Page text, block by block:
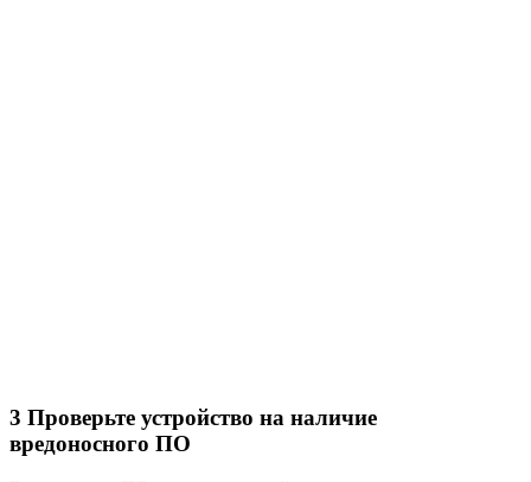
3 Проверьте устройство на наличие
вредоносного ПО